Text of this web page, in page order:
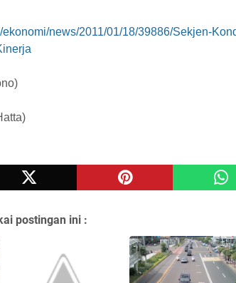
ekonomi/news/2011/01/18/39886/Sekjen-
postingan ini :